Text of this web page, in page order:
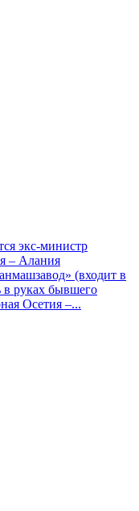
экс-министр
– Алания
(входит в
в руках бывшего
Осетия –...